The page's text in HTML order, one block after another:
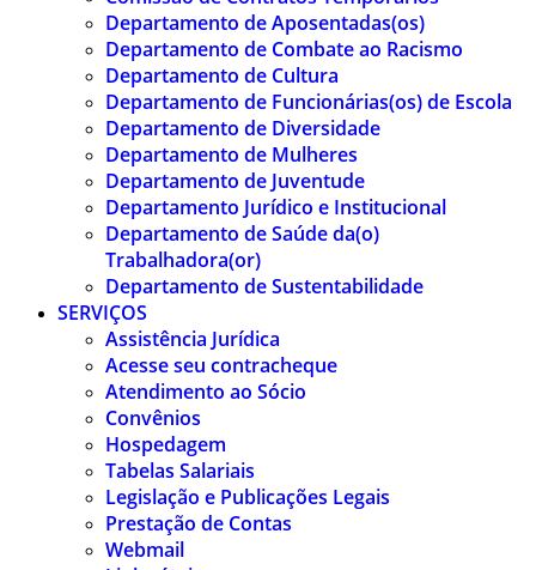
Departamento de Aposentadas(os)
Departamento de Combate ao Racismo
Departamento de Cultura
Departamento de Funcionárias(os) de Escola
Departamento de Diversidade
Departamento de Mulheres
Departamento de Juventude
Departamento Jurídico e Institucional
Departamento de Saúde da(o)
Trabalhadora(or)
Departamento de Sustentabilidade
SERVIÇOS
Assistência Jurídica
Acesse seu contracheque
Atendimento ao Sócio
Convênios
Hospedagem
Tabelas Salariais
Legislação e Publicações Legais
Prestação de Contas
Webmail